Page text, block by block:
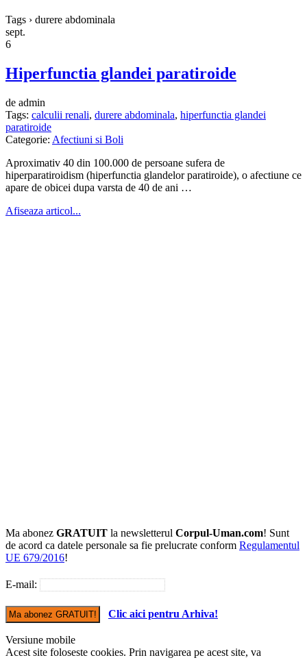
Tags › durere abdominala
sept.
6
Hiperfunctia glandei paratiroide
de admin
Tags: calculii renali, durere abdominala, hiperfunctia glandei
paratiroide
Categorie: Afectiuni si Boli
Aproximativ 40 din 100.000 de persoane sufera de
hiperparatiroidism (hiperfunctia glandelor paratiroide), o afectiune ce
apare de obicei dupa varsta de 40 de ani …
Afiseaza articol...
Ma abonez GRATUIT la newsletterul Corpul-Uman.com! Sunt
de acord ca datele personale sa fie prelucrate conform Regulamentul
UE 679/2016!
E-mail:
Clic aici pentru Arhiva!
Versiune mobile
Acest site foloseste cookies. Prin navigarea pe acest site, va